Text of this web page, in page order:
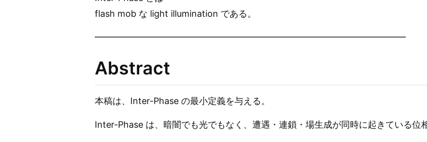
flash mob な light illumination である。
━━━━━━━━━━━━━━━━━━━━━━━━━━━━━━━━━━━
Abstract
本稿は、Inter-Phase の最小定義を与える。
Inter-Phase は、暗闇でも光でもなく、遭遇・連鎖・場生成が同時に起きている位